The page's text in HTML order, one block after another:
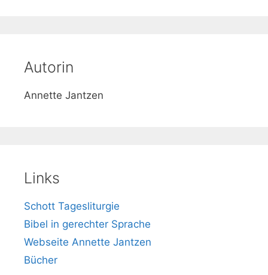
Autorin
Annette Jantzen
Links
Schott Tagesliturgie
Bibel in gerechter Sprache
Webseite Annette Jantzen
Bücher